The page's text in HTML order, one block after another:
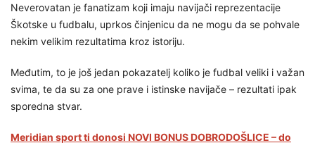
Neverovatan je fanatizam koji imaju navijači reprezentacije
Škotske u fudbalu, uprkos činjenicu da ne mogu da se pohvale
nekim velikim rezultatima kroz istoriju.
Međutim, to je još jedan pokazatelj koliko je fudbal veliki i važan
svima, te da su za one prave i istinske navijače – rezultati ipak
sporedna stvar.
Meridian sport ti donosi NOVI BONUS DOBRODOŠLICE – do